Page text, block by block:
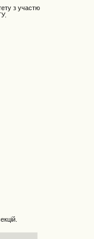
з участю